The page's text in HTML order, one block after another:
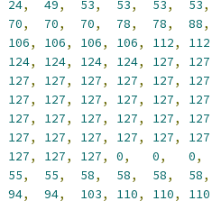
24, 49, 53, 53, 53, 53,
70, 70, 70, 78, 78, 88,
106, 106, 106, 106, 112, 112
124, 124, 124, 124, 127, 127
127, 127, 127, 127, 127, 127
127, 127, 127, 127, 127, 127
127, 127, 127, 127, 127, 127
127, 127, 127, 127, 127, 127
127, 127, 127, 0, 0, 0,
55, 55, 58, 58, 58, 58,
94, 94, 103, 110, 110, 110